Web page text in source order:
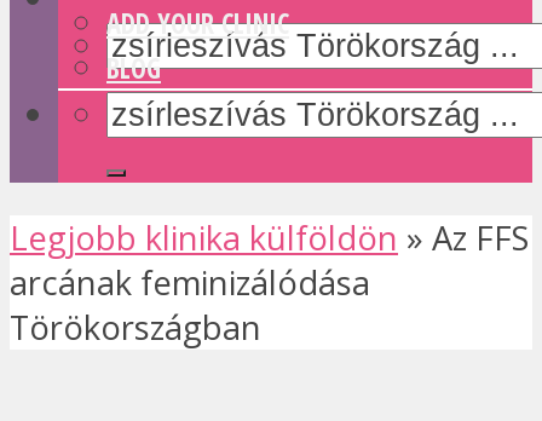
ADD YOUR CLINIC
BLOG
Legjobb klinika külföldön » Az FFS
arcának feminizálódása
Törökországban